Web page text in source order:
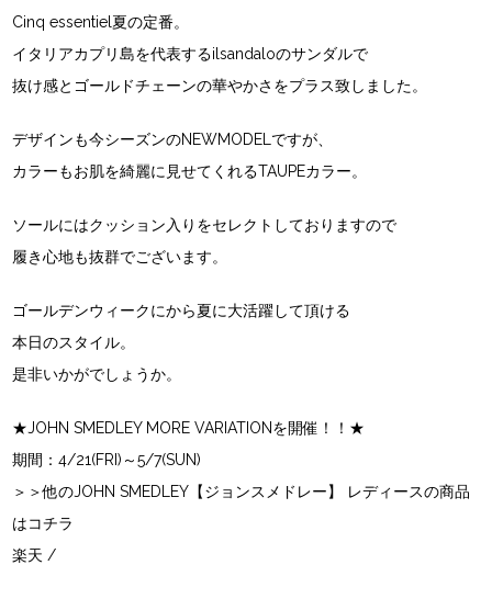
Cinq essentiel夏の定番。
イタリアカプリ島を代表するilsandaloのサンダルで
抜け感とゴールドチェーンの華やかさをプラス致しました。
デザインも今シーズンのNEWMODELですが、
カラーもお肌を綺麗に見せてくれるTAUPEカラー。
ソールにはクッション入りをセレクトしておりますので
履き心地も抜群でございます。
ゴールデンウィークにから夏に大活躍して頂ける
本日のスタイル。
是非いかがでしょうか。
★JOHN SMEDLEY MORE VARIATIONを開催！！★
期間：4/21(FRI)～5/7(SUN)
＞＞他のJOHN SMEDLEY【ジョンスメドレー】 レディースの商品
はコチラ
楽天 /